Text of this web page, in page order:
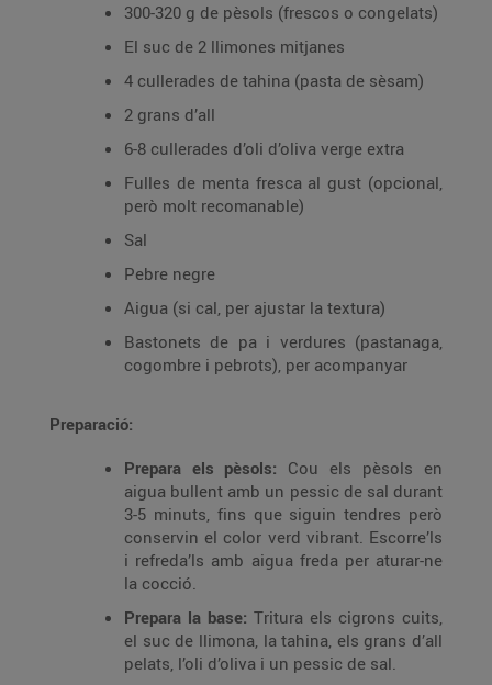
300-320 g de pèsols (frescos o congelats)
El suc de 2 llimones mitjanes
4 cullerades de tahina (pasta de sèsam)
2 grans d’all
6-8 cullerades d’oli d’oliva verge extra
Fulles de menta fresca al gust (opcional,
però molt recomanable)
Sal
Pebre negre
Aigua (si cal, per ajustar la textura)
Bastonets de pa i verdures (pastanaga,
cogombre i pebrots), per acompanyar
Preparació:
Prepara els pèsols: Cou els pèsols en
aigua bullent amb un pessic de sal durant
3-5 minuts, fins que siguin tendres però
conservin el color verd vibrant. Escorre’ls
i refreda’ls amb aigua freda per aturar-ne
la cocció.
Prepara la base: Tritura els cigrons cuits,
el suc de llimona, la tahina, els grans d’all
pelats, l’oli d’oliva i un pessic de sal.